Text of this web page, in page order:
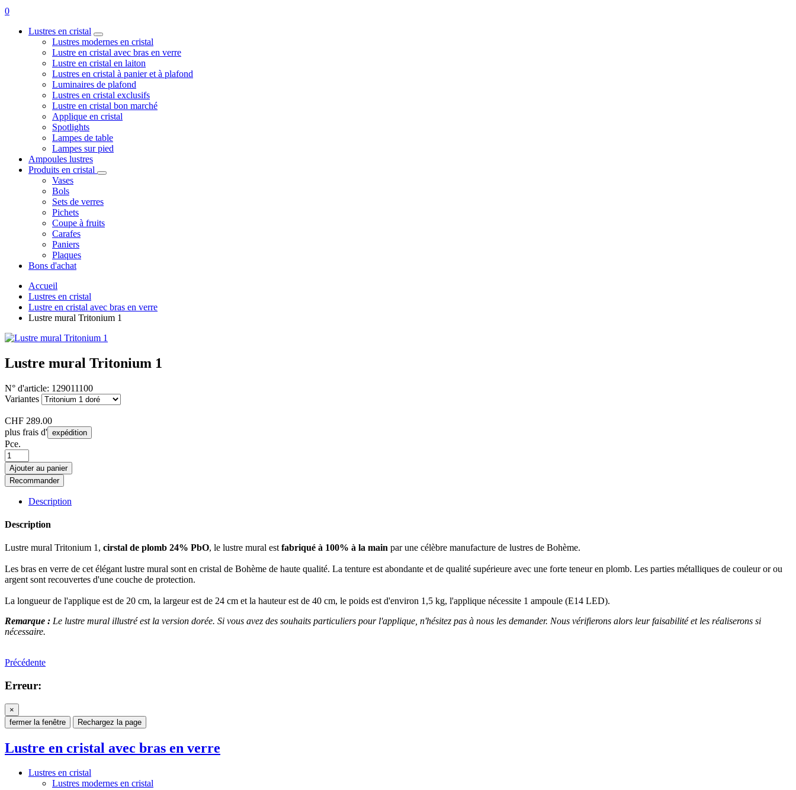
0
Lustres en cristal
Lustres modernes en cristal
Lustre en cristal avec bras en verre
Lustre en cristal en laiton
Lustres en cristal à panier et à plafond
Luminaires de plafond
Lustres en cristal exclusifs
Lustre en cristal bon marché
Applique en cristal
Spotlights
Lampes de table
Lampes sur pied
Ampoules lustres
Produits en cristal
Vases
Bols
Sets de verres
Pichets
Coupe à fruits
Carafes
Paniers
Plaques
Bons d'achat
Accueil
Lustres en cristal
Lustre en cristal avec bras en verre
Lustre mural Tritonium 1
Lustre mural Tritonium 1
N° d'article: 129011100
Variantes
CHF 289.00
plus frais d' expédition
Pce.
Ajouter au panier
Recommander
Description
Description
Lustre mural Tritonium 1, cirstal de plomb 24% PbO, le lustre mural est fabriqué à 100% à la main par une célèbre manufacture de lustres de Bohème.
Les bras en verre de cet élégant lustre mural sont en cristal de Bohème de haute qualité. La tenture est abondante et de qualité supérieure avec une forte teneur en plomb. Les parties métalliques de couleur or ou
argent sont recouvertes d'une couche de protection.
La longueur de l'applique est de 20 cm, la largeur est de 24 cm et la hauteur est de 40 cm, le poids est d'environ 1,5 kg, l'applique nécessite 1 ampoule (E14 LED).
Remarque : Le lustre mural illustré est la version dorée. Si vous avez des souhaits particuliers pour l'applique, n'hésitez pas à nous les demander. Nous vérifierons alors leur faisabilité et les réaliserons si
nécessaire.
Précédente
Erreur:
×
fermer la fenêtre
Rechargez la page
Lustre en cristal avec bras en verre
Lustres en cristal
Lustres modernes en cristal